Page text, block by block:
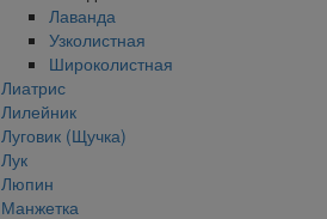
Лаванда
Узколистная
Широколистная
Лиатрис
Лилейник
Луговик (Щучка)
Лук
Люпин
Манжетка